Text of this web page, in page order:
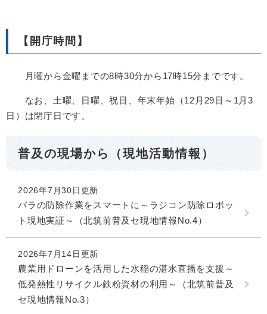
【開庁時間】
月曜から金曜までの8時30分から17時15分までです。
なお、土曜、日曜、祝日、年末年始（12月29日～1月3
日）は閉庁日です。
普及の現場から（現地活動情報）
2026年7月30日更新
バラの防除作業をスマートに～ラジコン防除ロボッ
ト現地実証～（北筑前普及セ現地情報No.4）
2026年7月14日更新
農業用ドローンを活用した水稲の湛水直播を支援～
低発熱性リサイクル鉄粉資材の利用～（北筑前普及
セ現地情報No.3）